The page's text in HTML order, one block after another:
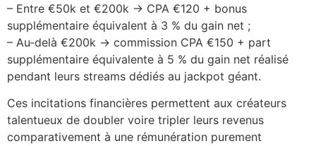
– Entre €50k et €200k → CPA €120 + bonus
supplémentaire équivalent à 3 % du gain net ;
– Au‑delà €200k → commission CPA €150 + part
supplémentaire équivalente à 5 % du gain net réalisé
pendant leurs streams dédiés au jackpot géant.
Ces incitations financières permettent aux créateurs
talentueux de doubler voire tripler leurs revenus
comparativement à une rémunération purement